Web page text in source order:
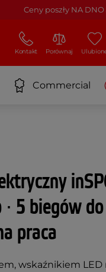
Ceny poszły NA DNO
Kontakt Porównaj
Commercial
5 biegów
praca
wskaźnikiem LED